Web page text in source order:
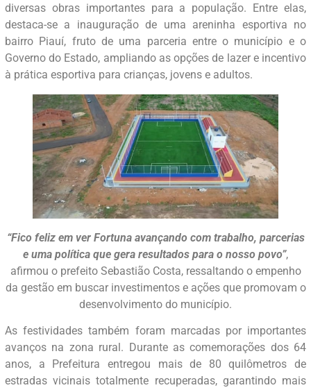
diversas obras importantes para a população. Entre elas,
destaca-se a inauguração de uma areninha esportiva no
bairro Piauí, fruto de uma parceria entre o município e o
Governo do Estado, ampliando as opções de lazer e incentivo
à prática esportiva para crianças, jovens e adultos.
“Fico feliz em ver Fortuna avançando com trabalho, parcerias
e uma política que gera resultados para o nosso povo”,
afirmou o prefeito Sebastião Costa, ressaltando o empenho
da gestão em buscar investimentos e ações que promovam o
desenvolvimento do município.
As festividades também foram marcadas por importantes
avanços na zona rural. Durante as comemorações dos 64
anos, a Prefeitura entregou mais de 80 quilômetros de
estradas vicinais totalmente recuperadas, garantindo mais